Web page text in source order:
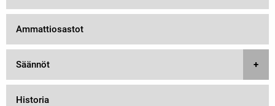
Ammattiosastot
Säännöt
Historia